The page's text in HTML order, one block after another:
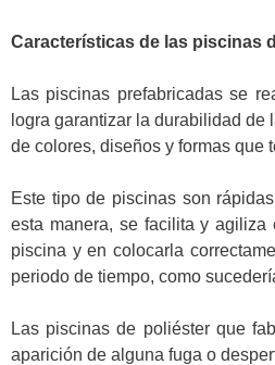
Características de las piscinas
Las piscinas prefabricadas se
logra garantizar la durabilidad
de colores, diseños y formas que
Este tipo de piscinas son
esta manera, se facilita y
piscina y en colocarla
periodo de tiempo, como
Las piscinas de poliéster que
aparición de alguna fuga o